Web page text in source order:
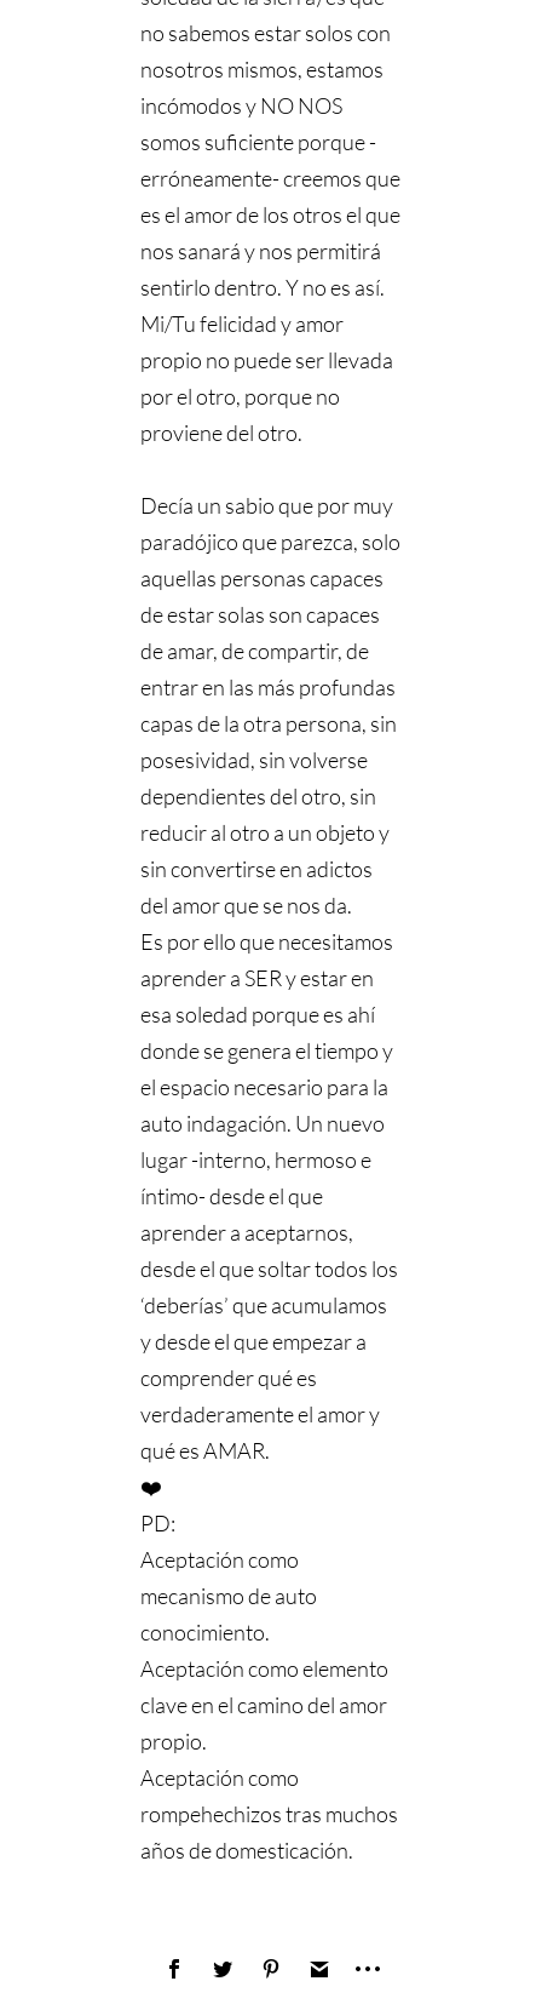
no sabemos estar solos con
nosotros mismos, estamos
incómodos y NO NOS
somos suficiente porque -
erróneamente- creemos que
es el amor de los otros el que
nos sanará y nos permitirá
sentirlo dentro. Y no es así.
Mi/Tu felicidad y amor
propio no puede ser llevada
por el otro, porque no
proviene del otro.
Decía un sabio que por muy
paradójico que parezca, solo
aquellas personas capaces
de estar solas son capaces
de amar, de compartir, de
entrar en las más profundas
capas de la otra persona, sin
posesividad, sin volverse
dependientes del otro, sin
reducir al otro a un objeto y
sin convertirse en adictos
del amor que se nos da.
Es por ello que necesitamos
aprender a SER y estar en
esa soledad porque es ahí
donde se genera el tiempo y
el espacio necesario para la
auto indagación. Un nuevo
lugar -interno, hermoso e
íntimo- desde el que
aprender a aceptarnos,
desde el que soltar todos los
‘deberías’ que acumulamos
y desde el que empezar a
comprender qué es
verdaderamente el amor y
qué es AMAR.
❤️ ⠀⠀⠀⠀⠀⠀⠀⠀⠀
PD:
Aceptación como
mecanismo de auto
conocimiento.
Aceptación como elemento
clave en el camino del amor
propio.
Aceptación como
rompehechizos tras muchos
años de domesticación.